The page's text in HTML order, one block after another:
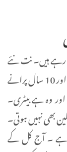
ہیں۔ نت نئے
فیچر متعارف ہو رہے ہیں۔ آج کے اسمارٹ فون اور 10 سال پرانے
وہ ہے بیٹری۔
بھی نہیں ہوتی۔
ہے ۔ آج کل کے